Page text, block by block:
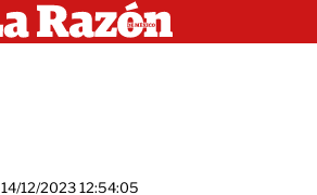
14/12/2023 12:54:05